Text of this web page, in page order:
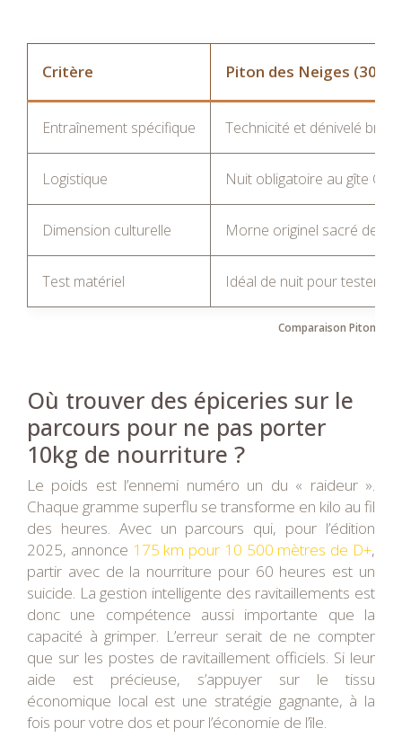
Comparaison Piton des
Critère Piton des Neiges
Entraînement spécifique Technicité et dénivelé
Logistique Nuit obligatoire au gîte
Dimension culturelle Morne originel sacré de l’île
Test matériel Idéal de nuit pour tester
Où trouver des épiceries sur le
parcours pour ne pas porter
10kg de nourriture ?
Le poids est l’ennemi numéro un du « raideur ».
Chaque gramme superflu se transforme en kilo au fil
des heures. Avec un parcours qui, pour l’édition
2025, annonce 175 km pour 10 500 mètres de D+,
partir avec de la nourriture pour 60 heures est un
suicide. La gestion intelligente des ravitaillements est
donc une compétence aussi importante que la
capacité à grimper. L’erreur serait de ne compter
que sur les postes de ravitaillement officiels. Si leur
aide est précieuse, s’appuyer sur le tissu
économique local est une stratégie gagnante, à la
fois pour votre dos et pour l’économie de l’île.